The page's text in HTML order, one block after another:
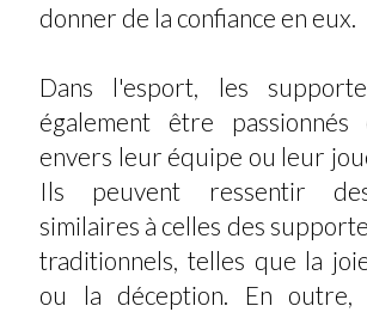
donner de la confiance en eux.
Dans l'esport, les
également être passionnés
envers leur équipe ou leur
Ils peuvent ressentir
similaires à celles des
traditionnels, telles que la
ou la déception. En outre,